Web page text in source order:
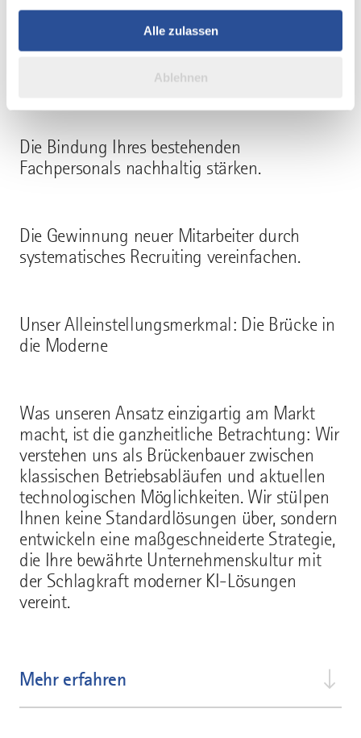
soziale Medien, Werbung und Analysen weiter. Unsere
Partner führen diese Informationen möglicherweise mit
weiteren Daten zusammen, die Sie ihnen bereitgestellt
Alle zulassen
Ablehnen
Überall dort, wo KI den Menschen nicht
ersetzen kann – im zwischenmenschlichen
Bereich, in der Kreativität und in der Führung
– schaffen wir Strukturen, die:
Die Bindung Ihres bestehenden
Fachpersonals nachhaltig stärken.
Die Gewinnung neuer Mitarbeiter durch
systematisches Recruiting vereinfachen.
Unser Alleinstellungsmerkmal: Die Brücke in
die Moderne
Was unseren Ansatz einzigartig am Markt
macht, ist die ganzheitliche Betrachtung: Wir
verstehen uns als Brückenbauer zwischen
klassischen Betriebsabläufen und aktuellen
technologischen Möglichkeiten. Wir stülpen
Ihnen keine Standardlösungen über, sondern
entwickeln eine maßgeschneiderte Strategie,
die Ihre bewährte Unternehmenskultur mit
der Schlagkraft moderner KI-Lösungen
vereint.
Mehr erfahren